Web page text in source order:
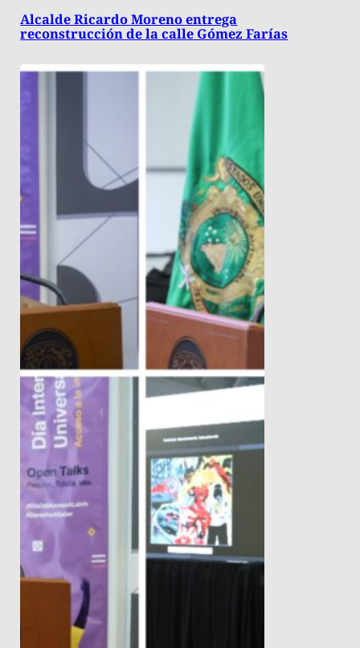
Alcalde Ricardo Moreno entrega
reconstrucción de la calle Gómez Farías